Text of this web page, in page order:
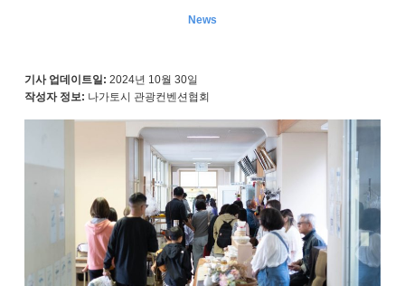
News
기사 업데이트일: 2024년 10월 30일
작성자 정보: 나가토시 관광컨벤션협회